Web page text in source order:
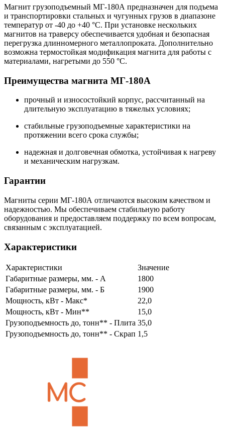
Магнит грузоподъемный МГ-180А предназначен для подъема
и транспортировки стальных и чугунных грузов в диапазоне
температур от -40 до +40 °C. При установке нескольких
магнитов на траверсу обеспечивается удобная и безопасная
перегрузка длинномерного металлопроката. Дополнительно
возможна термостойкая модификация магнита для работы с
материалами, нагретыми до 550 °C.
Преимущества магнита МГ-180А
прочный и износостойкий корпус, рассчитанный на
длительную эксплуатацию в тяжелых условиях;
стабильные грузоподъемные характеристики на
протяжении всего срока службы;
надежная и долговечная обмотка, устойчивая к нагреву
и механическим нагрузкам.
Гарантии
Магниты серии МГ-180А отличаются высоким качеством и
надежностью. Мы обеспечиваем стабильную работу
оборудования и предоставляем поддержку по всем вопросам,
связанным с эксплуатацией.
Характеристики
Характеристики
Значение
Габаритные размеры, мм. - А
1800
Габаритные размеры, мм. - Б
1900
Мощность, кВт - Макс*
22,0
Мощность, кВт - Мин**
15,0
Грузоподъемность до, тонн** - Плита 35,0
Грузоподъемность до, тонн** - Скрап 1,5